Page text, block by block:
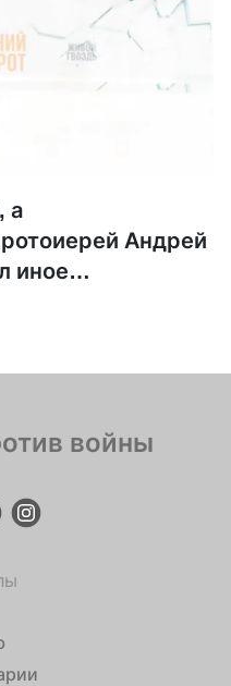
а
Андрей
иное
войны